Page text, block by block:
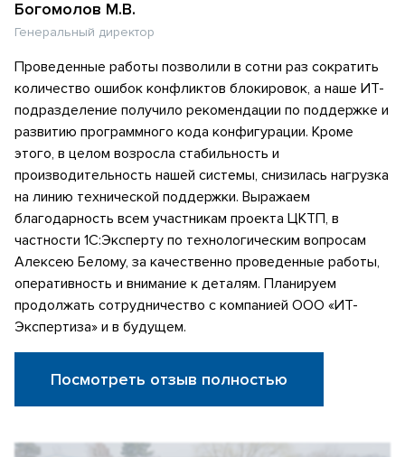
Богомолов М.В.
Генеральный директор
Проведенные работы позволили в сотни раз сократить
количество ошибок конфликтов блокировок, а наше ИТ-
подразделение получило рекомендации по поддержке и
развитию программного кода конфигурации. Кроме
этого, в целом возросла стабильность и
производительность нашей системы, снизилась нагрузка
на линию технической поддержки. Выражаем
благодарность всем участникам проекта ЦКТП, в
частности 1С:Эксперту по технологическим вопросам
Алексею Белому, за качественно проведенные работы,
оперативность и внимание к деталям. Планируем
продолжать сотрудничество с компанией ООО «ИТ-
Экспертиза» и в будущем.
Посмотреть отзыв полностью